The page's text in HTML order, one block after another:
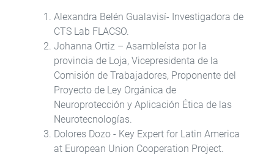
Alexandra Belén Gualavisí- Investigadora de
CTS Lab FLACSO.
Johanna Ortiz – Asambleísta por la
provincia de Loja, Vicepresidenta de la
Comisión de Trabajadores, Proponente del
Proyecto de Ley Orgánica de
Neuroprotección y Aplicación Ética de las
Neurotecnologías.
Dolores Dozo - Key Expert for Latin America
at European Union Cooperation Project.